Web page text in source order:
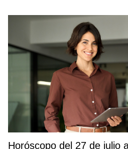
Horóscopo del 27 de julio